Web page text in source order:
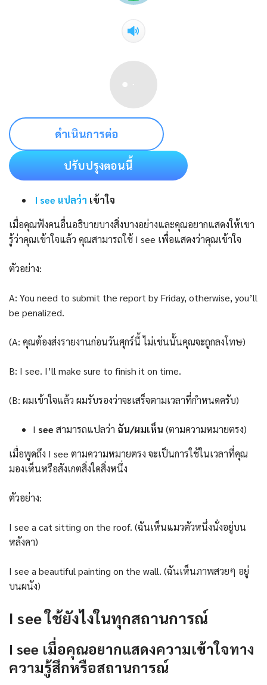
ดำเนินการต่อ
ปรับปรุงตอนนี้
I see แปลว่า เข้าใจ
เมื่อคุณฟังคนอื่นอธิบายบางสิ่งบางอย่างและคุณอยากแสดงให้เขา
รู้ว่าคุณเข้าใจแล้ว คุณสามารถใช้ I see เพื่อแสดงว่าคุณเข้าใจ
ตัวอย่าง:
A: You need to submit the report by Friday, otherwise, you’ll
be penalized.
(A: คุณต้องส่งรายงานก่อนวันศุกร์นี้ ไม่เช่นนั้นคุณจะถูกลงโทษ)
B: I see. I’ll make sure to finish it on time.
(B: ผมเข้าใจแล้ว ผมรับรองว่าจะเสร็จตามเวลาที่กำหนดครับ)
I see สามารถแปลว่า ฉัน/ผมเห็น (ตามความหมายตรง)
เมื่อพูดถึง I see ตามความหมายตรง จะเป็นการใช้ในเวลาที่คุณ
มองเห็นหรือสังเกตสิ่งใดสิ่งหนึ่ง
ตัวอย่าง:
I see a cat sitting on the roof. (ฉันเห็นแมวตัวหนึ่งนั่งอยู่บน
หลังคา)
I see a beautiful painting on the wall. (ฉันเห็นภาพสวยๆ อยู่
บนผนัง)
I see ใช้ยังไงในทุกสถานการณ์
I see เมื่อคุณอยากแสดงความเข้าใจทาง
ความรู้สึกหรือสถานการณ์